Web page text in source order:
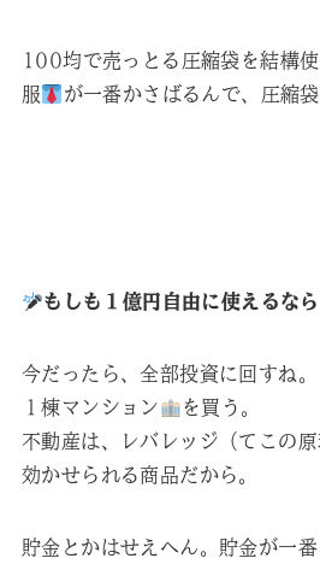
100均で売っとる圧縮袋を結構使
服
が一番かさばるんで、圧縮
もしも１億円自由に使えるなら
今だったら、全部投資に回すね。
１棟マンション
を買う。
不動産は、レバレッジ（てこの
効かせられる商品だから。
貯金とかはせえへん。貯金が一番